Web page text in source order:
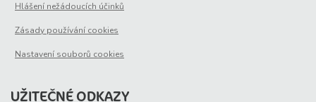
Hlášení nežádoucích účinků
Zásady používání cookies
Nastavení souborů cookies
UŽITEČNÉ ODKAZY